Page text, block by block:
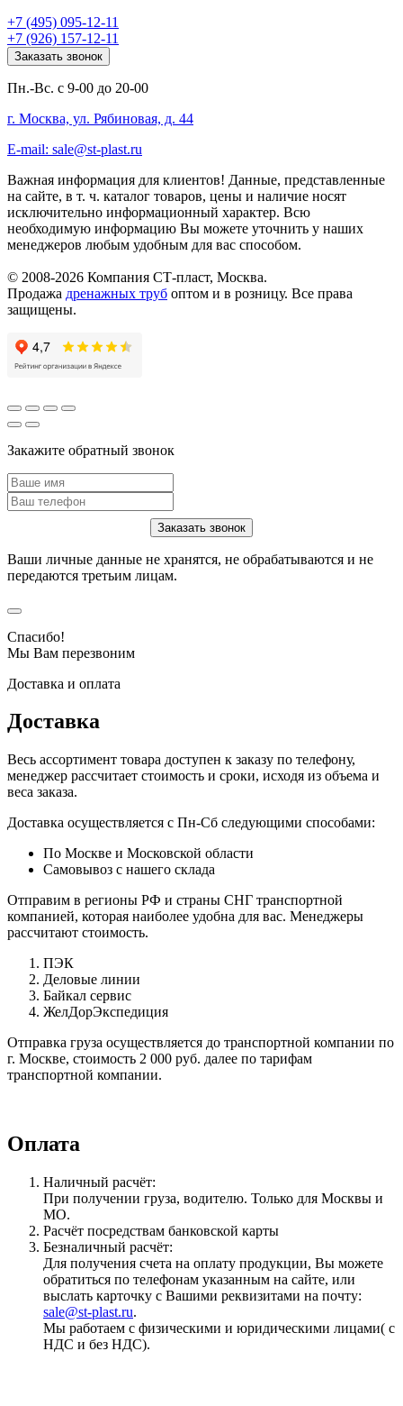
+7 (495) 095-12-11
+7 (926) 157-12-11
Заказать звонок
Пн.-Вс. с 9-00 до 20-00
г. Москва, ул. Рябиновая, д. 44
E-mail: sale@st-plast.ru
Важная информация для клиентов! Данные, представленные
на сайте, в т. ч. каталог товаров, цены и наличие носят
исключительно информационный характер. Всю
необходимую информацию Вы можете уточнить у наших
менеджеров любым удобным для вас способом.
© 2008-2026 Компания СТ-пласт, Москва.
Продажа дренажных труб оптом и в розницу. Все права
защищены.
Закажите обратный звонок
Ваши личные данные не хранятся, не обрабатываются и не
передаются третьим лицам.
Спасибо!
Мы Вам перезвоним
Доставка и оплата
Доставка
Весь ассортимент товара доступен к заказу по телефону,
менеджер рассчитает стоимость и сроки, исходя из объема и
веса заказа.
Доставка осуществляется с Пн-Сб следующими способами:
По Москве и Московской области
Самовывоз с нашего склада
Отправим в регионы РФ и страны СНГ транспортной
компанией, которая наиболее удобна для вас. Менеджеры
рассчитают стоимость.
ПЭК
Деловые линии
Байкал сервис
ЖелДорЭкспедиция
Отправка груза осуществляется до транспортной компании по
г. Москве, стоимость 2 000 руб. далее по тарифам
транспортной компании.
Оплата
Наличный расчёт:
При получении груза, водителю. Только для Москвы и
МО.
Расчёт посредствам банковской карты
Безналичный расчёт:
Для получения счета на оплату продукции, Вы можете
обратиться по телефонам указанным на сайте, или
выслать карточку с Вашими реквизитами на почту:
sale@st-plast.ru.
Мы работаем с физическими и юридическими лицами( с
НДС и без НДС).